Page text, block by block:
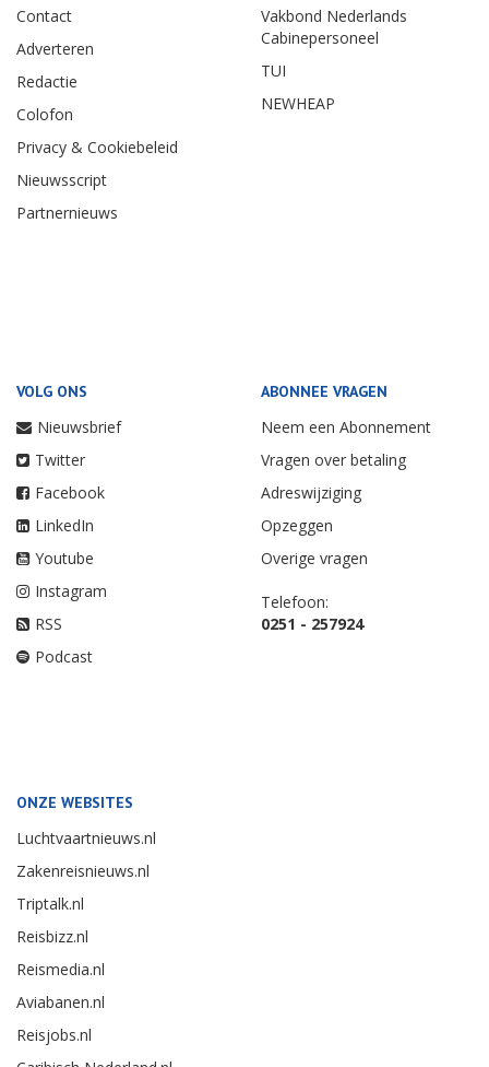
Contact
Adverteren
Redactie
Colofon
Privacy & Cookiebeleid
Nieuwsscript
Partnernieuws
Vakbond Nederlands
Cabinepersoneel
TUI
NEWHEAP
VOLG ONS
Nieuwsbrief
Twitter
Facebook
LinkedIn
Youtube
Instagram
RSS
Podcast
ABONNEE VRAGEN
Neem een Abonnement
Vragen over betaling
Adreswijziging
Opzeggen
Overige vragen
Telefoon:
0251 - 257924
ONZE WEBSITES
Luchtvaartnieuws.nl
Zakenreisnieuws.nl
Triptalk.nl
Reisbizz.nl
Reismedia.nl
Aviabanen.nl
Reisjobs.nl